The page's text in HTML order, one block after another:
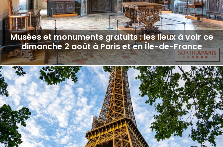
Musées et monuments gratuits : les lieux à voir ce
dimanche 2 août à Paris et en Île-de-France